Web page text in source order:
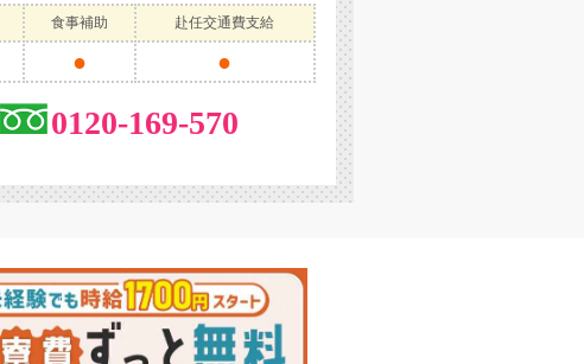
食事補助 赴任交通費支給
● ●
0120-169-570